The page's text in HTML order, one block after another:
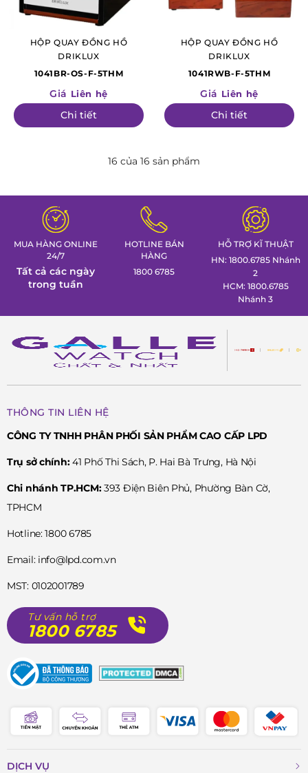
HỘP QUAY ĐỒNG HỒ
DRIKLUX
1041BR-OS-F-5THM
Giá Liên hệ
Chi tiết
HỘP QUAY ĐỒNG HỒ
DRIKLUX
1041RWB-F-5THM
Giá Liên hệ
Chi tiết
16 của 16 sản phẩm
MUA HÀNG ONLINE
24/7
Tất cả các ngày
trong tuần
HOTLINE BÁN
HÀNG
1800 6785
HỖ TRỢ KĨ THUẬT
HN: 1800.6785 Nhánh
2
HCM: 1800.6785
Nhánh 3
THÔNG TIN LIÊN HỆ
CÔNG TY TNHH PHÂN PHỐI SẢN PHẨM CAO CẤP LPD
Trụ sở chính:41 Phố Thi Sách, P. Hai Bà Trưng, Hà Nội
Chi nhánh TP.HCM:393 Điện Biên Phủ, Phường Bàn Cờ,
TPHCM
Hotline: 1800 6785
Email: info@lpd.com.vn
MST: 0102001789
Tư vấn hỗ trợ
1800 6785
DỊCH VỤ